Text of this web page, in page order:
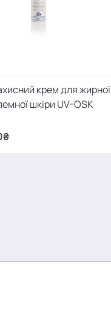
крем для жирної
шкіри UV-OSK